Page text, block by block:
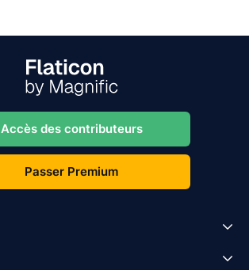
Accès des contributeurs
Passer Premium